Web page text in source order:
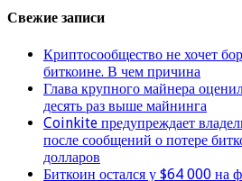
Свежие записи
Криптосообщество не хочет
биткоине. В чем причина
Глава крупного майнера
десять раз выше майнинга
Coinkite предупреждает
после сообщений о потере
долларов
Биткоин остался у $64 000 на